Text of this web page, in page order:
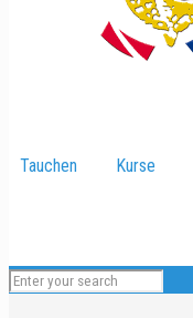
Tauchen Kurse